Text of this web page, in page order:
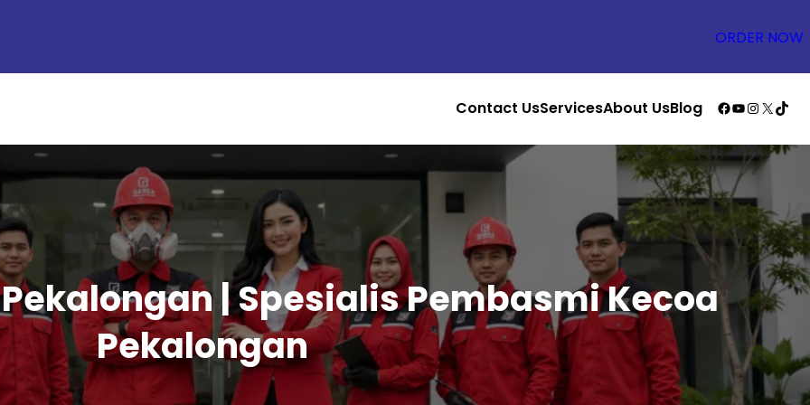
ORDER NOW
Contact UsServicesAbout UsBlog Facebook
YouTube
X
| Spesialis Pembasmi Kecoa
Pekalongan